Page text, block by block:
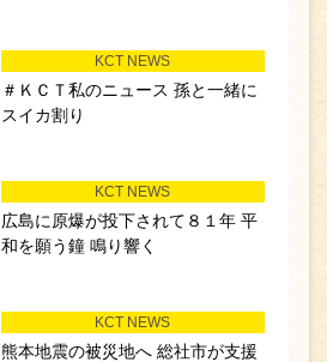
KCT NEWS
＃ＫＣＴ私のニュース 孫と一緒に
スイカ割り
KCT NEWS
広島に原爆が投下されて８１年 平
和を願う鐘 鳴り響く
KCT NEWS
熊本地震の被災地へ 総社市が支援